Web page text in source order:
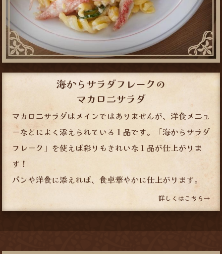
海からサラダフレークの
マカロニサラダ
マカロニサラダはメインではありませんが、洋食メニュ
ーなどによく添えられている１品です。「海からサラダ
フレーク」を使えば彩りもきれいな１品が仕上がりま
す！
パンや洋食に添えれば、食卓華やかに仕上がります。
詳しくはこちら→